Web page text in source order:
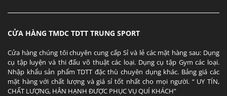
CỬA HÀNG TMDC TDTT TRUNG SPORT
Cửa hàng chúng tôi chuyên cung cấp Sỉ và lẻ các mặt hàng sau: Dụng
cụ tập luyện và thi đấu võ thuật các loại. Dụng cụ tập Gym các loại.
Nhập khẩu sản phẩm TDTT đặc thù chuyên dụng khác. Bảng giá các
mặt hàng với chất lượng và giá sỉ tốt nhất cho mọi người. “ UY TÍN,
CHẤT LƯỢNG, HÂN HẠNH ĐƯỢC PHỤC VỤ QUÍ KHÁCH”